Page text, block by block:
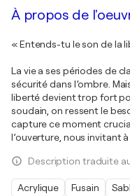
À propos de
« Entends-tu le son de la
La vie a ses périodes de
sécurité dans l’ombre.
liberté devient trop fort
soudain, on ressent le
capture ce moment
l’ouverture, nous invitant
Description traduite
Acrylique Fusain